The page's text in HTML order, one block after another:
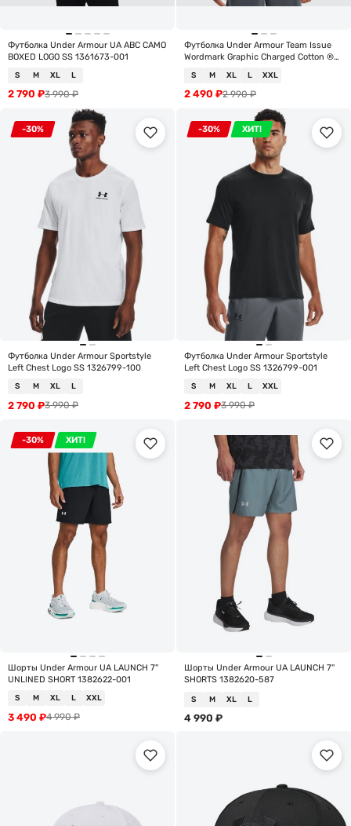
Футболка Under Armour UA ABC CAMO
BOXED LOGO SS 1361673-001
S M XL L
3 990₽
2 790 ₽
Футболка Under Armour Team Issue
Wordmark Graphic Charged Cotton ®
S M XL L XXL
2 990₽
2 490 ₽
-30%
Футболка Under Armour Sportstyle
Left Chest Logo SS 1326799-100
S M XL L
3 990₽
2 790 ₽
-30% ХИТ!
Футболка Under Armour Sportstyle
Left Chest Logo SS 1326799-001
S M XL L XXL
3 990₽
2 790 ₽
-30% ХИТ!
Шорты Under Armour UA LAUNCH 7''
UNLINED SHORT 1382622-001
S M XL L XXL
4 990₽
3 490 ₽
Шорты Under Armour UA LAUNCH 7''
SHORTS 1382620-587
S M XL L
4 990 ₽